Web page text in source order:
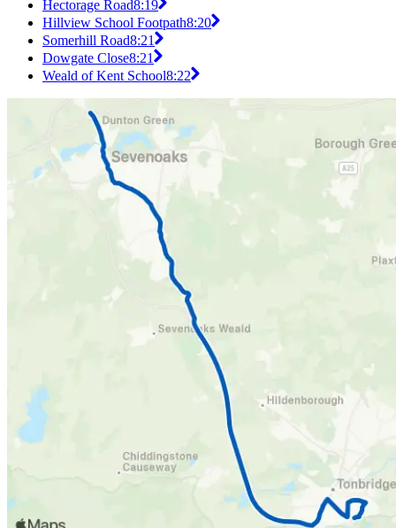
Hectorage Road8:19
Hillview School Footpath8:20
Somerhill Road8:21
Dowgate Close8:21
Weald of Kent School8:22